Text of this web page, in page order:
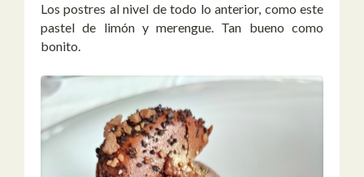
Los postres al nivel de todo lo anterior, como este
pastel de limón y merengue. Tan bueno como
bonito.